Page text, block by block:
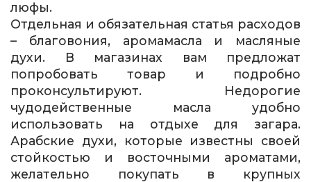
люфы.
Отдельная и обязательная статья расходов
– благовония, аромамасла и масляные
духи. В магазинах вам предложат
попробовать товар и подробно
проконсультируют. Недорогие
чудодейственные масла удобно
использовать на отдыхе для загара.
Арабские духи, которые известны своей
стойкостью и восточными ароматами,
желательно покупать в крупных